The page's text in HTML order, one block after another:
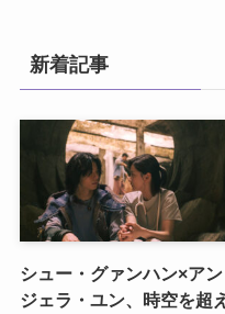
新着記事
シュー・グァンハン×アン
ジェラ・ユン、時空を超え